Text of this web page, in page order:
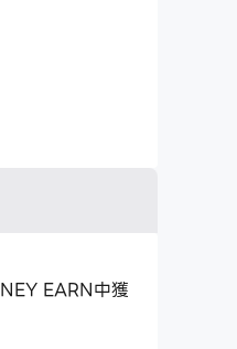
EARN中獲